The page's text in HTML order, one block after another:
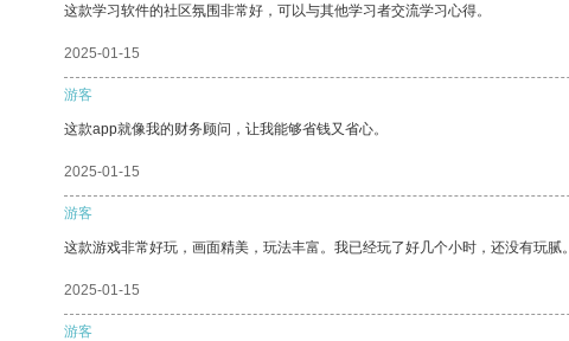
这款学习软件的社区氛围非常好，可以与其他学习者交流学习心得。
2025-01-15
游客
这款app就像我的财务顾问，让我能够省钱又省心。
2025-01-15
游客
这款游戏非常好玩，画面精美，玩法丰富。我已经玩了好几个小时，还没有玩腻。
2025-01-15
游客